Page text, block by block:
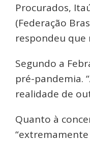
Procurados,
(Federação
respondeu que
Segundo a
pré-pandemia.
realidade de
Quanto à